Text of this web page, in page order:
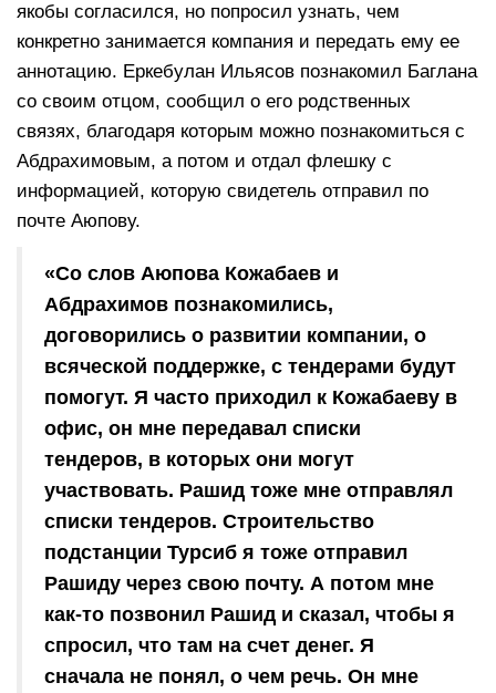
якобы согласился, но попросил узнать, чем
конкретно занимается компания и передать ему ее
аннотацию. Еркебулан Ильясов познакомил Баглана
со своим отцом, сообщил о его родственных
связях, благодаря которым можно познакомиться с
Абдрахимовым, а потом и отдал флешку с
информацией, которую свидетель отправил по
почте Аюпову.
«Со слов Аюпова Кожабаев и
Абдрахимов познакомились,
договорились о развитии компании, о
всяческой поддержке, с тендерами будут
помогут. Я часто приходил к Кожабаеву в
офис, он мне передавал списки
тендеров, в которых они могут
участвовать. Рашид тоже мне отправлял
списки тендеров. Строительство
подстанции Турсиб я тоже отправил
Рашиду через свою почту. А потом мне
как-то позвонил Рашид и сказал, чтобы я
спросил, что там на счет денег. Я
сначала не понял, о чем речь. Он мне